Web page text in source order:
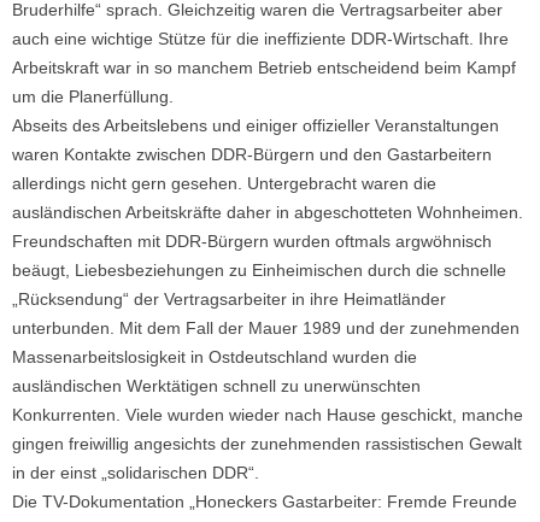
Bruderhilfe“ sprach. Gleichzeitig waren die Vertragsarbeiter aber
auch eine wichtige Stütze für die ineffiziente DDR-Wirtschaft. Ihre
Arbeitskraft war in so manchem Betrieb entscheidend beim Kampf
um die Planerfüllung.
Abseits des Arbeitslebens und einiger offizieller Veranstaltungen
waren Kontakte zwischen DDR-Bürgern und den Gastarbeitern
allerdings nicht gern gesehen. Untergebracht waren die
ausländischen Arbeitskräfte daher in abgeschotteten Wohnheimen.
Freundschaften mit DDR-Bürgern wurden oftmals argwöhnisch
beäugt, Liebesbeziehungen zu Einheimischen durch die schnelle
„Rücksendung“ der Vertragsarbeiter in ihre Heimatländer
unterbunden. Mit dem Fall der Mauer 1989 und der zunehmenden
Massenarbeitslosigkeit in Ostdeutschland wurden die
ausländischen Werktätigen schnell zu unerwünschten
Konkurrenten. Viele wurden wieder nach Hause geschickt, manche
gingen freiwillig angesichts der zunehmenden rassistischen Gewalt
in der einst „solidarischen DDR“.
Die TV-Dokumentation „Honeckers Gastarbeiter: Fremde Freunde